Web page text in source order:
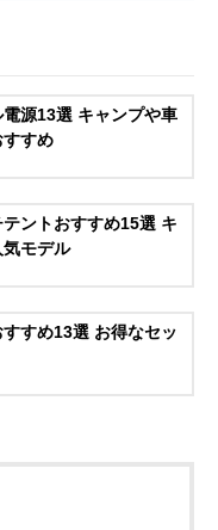
電源13選 キャンプや車
すめ
テントおすすめ15選 キ
モデル
すすめ13選 お得なセッ